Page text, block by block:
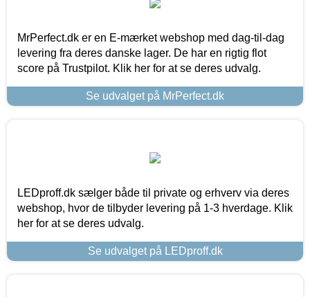
MrPerfect.dk er en E-mærket webshop med dag-til-dag
levering fra deres danske lager. De har en rigtig flot
score på Trustpilot. Klik her for at se deres udvalg.
Se udvalget på MrPerfect.dk
LEDproff.dk sælger både til private og erhverv via deres
webshop, hvor de tilbyder levering på 1-3 hverdage. Klik
her for at se deres udvalg.
Se udvalget på LEDproff.dk